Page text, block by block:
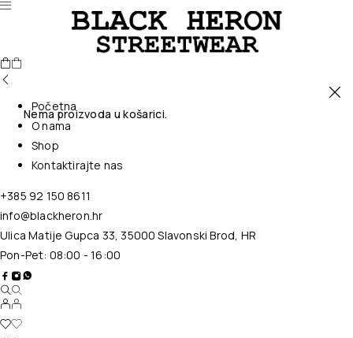
Nema proizvoda u košarici.
Početna
O nama
Shop
Kontaktirajte nas
+385 92 150 8611
info@blackheron.hr
Ulica Matije Gupca 33, 35000 Slavonski Brod, HR
Pon-Pet: 08:00 - 16:00